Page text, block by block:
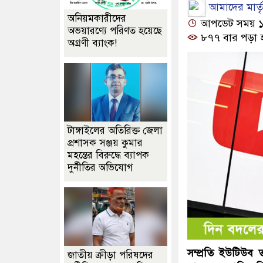
আমাদের
আপডেট সময়
৮৭৭ বার পড়া
সম্প্রতি ইউটিউব
অনিয়মকারীদের
অভয়ারণ্যে পরিণত হয়েছে
অগ্রণী ব্যাংক!
টাঙ্গাইলের অতিরিক্ত জেলা
প্রশাসক সঞ্জয় কুমার
মহন্তের বিরুদ্ধে ব্যাপক
দুর্নীতির অভিযোগ
জাতীয় ক্রীড়া পরিষদের